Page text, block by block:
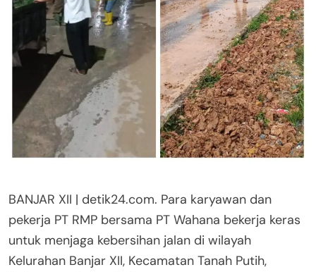
BANJAR XII | detik24.com. Para karyawan dan
pekerja PT RMP bersama PT Wahana bekerja keras
untuk menjaga kebersihan jalan di wilayah
Kelurahan Banjar XII, Kecamatan Tanah Putih,